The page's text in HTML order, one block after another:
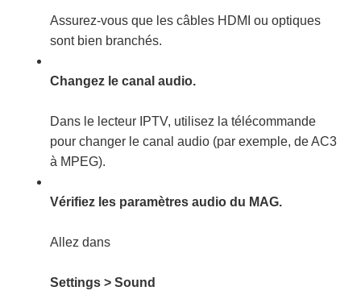
Assurez-vous que les câbles HDMI ou optiques
sont bien branchés.
Changez le canal audio.
Dans le lecteur IPTV, utilisez la télécommande
pour changer le canal audio (par exemple, de AC3
à MPEG).
Vérifiez les paramètres audio du MAG.
Allez dans
Settings > Sound